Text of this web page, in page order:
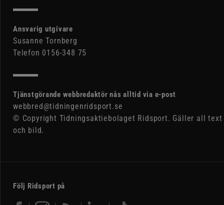
Ansvarig utgivare
Susanne Tornberg
Telefon 0156-348 75
Tjänstgörande webbredaktör nås alltid via e-post
webbred@tidningenridsport.se
© Copyright Tidningsaktiebolaget Ridsport. Gäller all text
och bild.
Följ Ridsport på